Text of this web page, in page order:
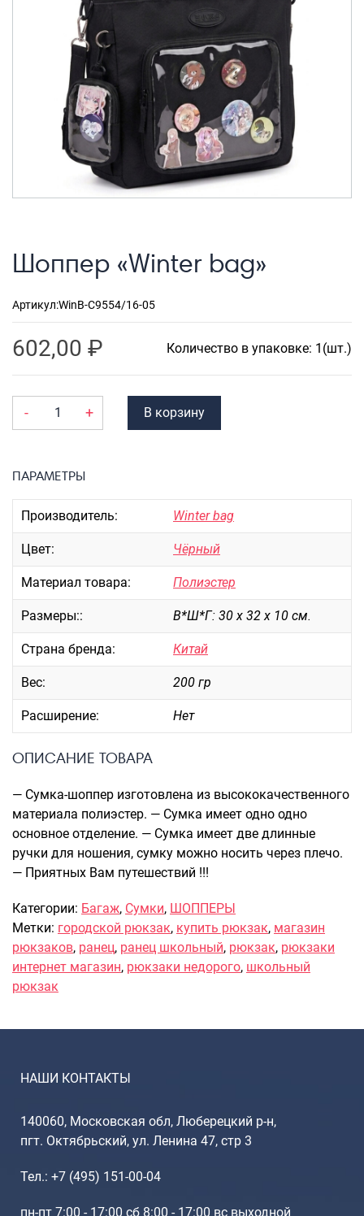
Сумки-тележки хозяйственные
Сумки-рюкзаки на колёсах
Сумки детские
Рюкзаки
Рюкзаки городские
Рюкзаки школьные
Рюкзаки подростковые
Рюкзаки детские
Рюкзаки на колесах
ШОППЕРЫ
Кейсы и планшеты
Кейсы
Аксессуары
ЧЕХЛЫ ДЛЯ ЧЕМОДАНОВ
Мешки для обуви
Пеналы для школы
Новинки
Чемоданы оптом
Чемоданы детские
Рюкзаки детские для детских
чемоданов
Бьюти-кейсы
Саквояжи
Распродажа
Сумки
Сумки колесные
Сумки спортивные
Сумки детские
Рюкзаки
Рюкзаки городские
Шоппер «Winter bag»
Артикул:WinB-C9554/16-05
602,00 ₽ Количество в упаковке: 1(шт.)
- + В корзину
ПАРАМЕТРЫ
Производитель: Winter bag
Цвет: Чёрный
Материал товара: Полиэстер
Размеры:: В*Ш*Г: 30 х 32 х 10 см.
Страна бренда: Китай
Вес: 200 гр
Расширение: Нет
ОПИСАНИЕ ТОВАРА
— Сумка-шоппер изготовлена из высококачественного
материала полиэстер. — Сумка имеет одно одно
основное отделение. — Сумка имеет две длинные
ручки для ношения, сумку можно носить через плечо.
— Приятных Вам путешествий !!!
Категории: Багаж, Сумки, ШОППЕРЫ
Метки: городской рюкзак, купить рюкзак, магазин
рюкзаков, ранец, ранец школьный, рюкзак, рюкзаки
интернет магазин, рюкзаки недорого, школьный
рюкзак
НАШИ КОНТАКТЫ
140060, Московская обл, Люберецкий р-н,
пгт. Октябрьский, ул. Ленина 47, стр 3
Тел.: +7 (495) 151-00-04
пн-пт 7:00 - 17:00 сб 8:00 - 17:00 вс выходной